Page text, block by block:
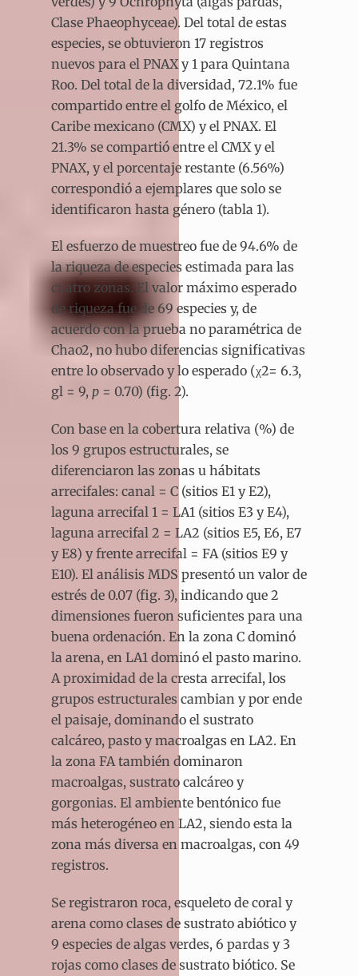
Clase Phaeophyceae). Del total de estas
especies, se obtuvieron 17 registros
nuevos para el PNAX y 1 para Quintana
Roo. Del total de la diversidad, 72.1% fue
compartido entre el golfo de México, el
Caribe mexicano (CMX) y el PNAX. El
21.3% se compartió entre el CMX y el
PNAX, y el porcentaje restante (6.56%)
correspondió a ejemplares que solo se
identificaron hasta género (tabla 1).
El esfuerzo de muestreo fue de 94.6% de
la riqueza de especies estimada para las
cuatro zonas. El valor máximo esperado
de riqueza fue de 69 especies y, de
acuerdo con la prueba no paramétrica de
Chao2, no hubo diferencias significativas
entre lo observado y lo esperado (χ2= 6.3,
gl = 9, p = 0.70) (fig. 2).
Con base en la cobertura relativa (%) de
los 9 grupos estructurales, se
diferenciaron las zonas u hábitats
arrecifales: canal = C (sitios E1 y E2),
laguna arrecifal 1 = LA1 (sitios E3 y E4),
laguna arrecifal 2 = LA2 (sitios E5, E6, E7
y E8) y frente arrecifal = FA (sitios E9 y
E10). El análisis MDS presentó un valor de
estrés de 0.07 (fig. 3), indicando que 2
dimensiones fueron suficientes para una
buena ordenación. En la zona C dominó
la arena, en LA1 dominó el pasto marino.
A proximidad de la cresta arrecifal, los
grupos estructurales cambian y por ende
el paisaje, dominando el sustrato
calcáreo, pasto y macroalgas en LA2. En
la zona FA también dominaron
macroalgas, sustrato calcáreo y
gorgonias. El ambiente bentónico fue
más heterogéneo en LA2, siendo esta la
zona más diversa en macroalgas, con 49
registros.
Se registraron roca, esqueleto de coral y
arena como clases de sustrato abiótico y
9 especies de algas verdes, 6 pardas y 3
rojas como clases de sustrato biótico. Se